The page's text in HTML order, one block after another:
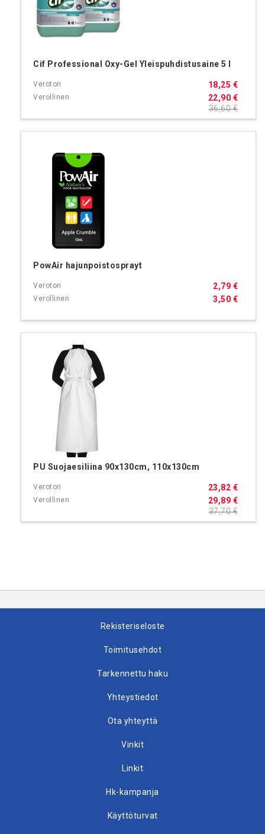
Cif Professional Oxy-Gel Yleispuhdistusaine 5 l
22,90 €
18,25 €
36,60 €
PowAir hajunpoistosprayt
3,50 €
2,79 €
PU Suojaesiliina 90x130cm, 110x130cm
29,89 €
23,82 €
37,70 €
Rekisteriseloste
Toimitusehdot
Tarkennettu haku
Yhteystiedot
Ota yhteyttä
Vinkit
Linkit
Hk-kampanja
Käyttöturvat